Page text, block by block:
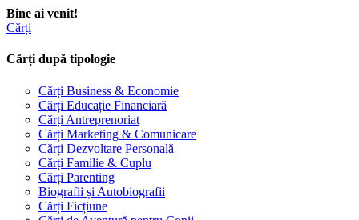
Bine ai venit!
Cărți
Cărți după tipologie
Cărți Business & Economie
Cărți Educație Financiară
Cărți Antreprenoriat
Cărți Marketing & Comunicare
Cărți Dezvoltare Personală
Cărți Familie & Cuplu
Cărți Parenting
Biografii și Autobiografii
Cărți Ficțiune